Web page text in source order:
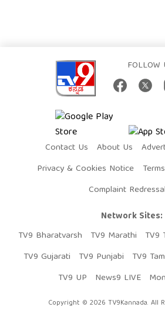
FOLLOW
Contact Us About Us
Privacy & Cookies Notice
Complaint Redressal
Network Sites:
TV9 Bharatvarsh
TV9 Marathi TV9
TV9 Gujarati
TV9 Punjabi TV9
TV9 UP
News9 LIVE
Copyright © 2026 TV9Kannada. All